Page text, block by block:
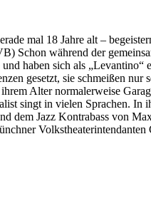
mal 18 Jahre alt –
Schon während der
haben sich als
gesetzt, sie schmeißen
Alter normalerweise
singt in vielen Sprachen.
dem Jazz Kontrabass von